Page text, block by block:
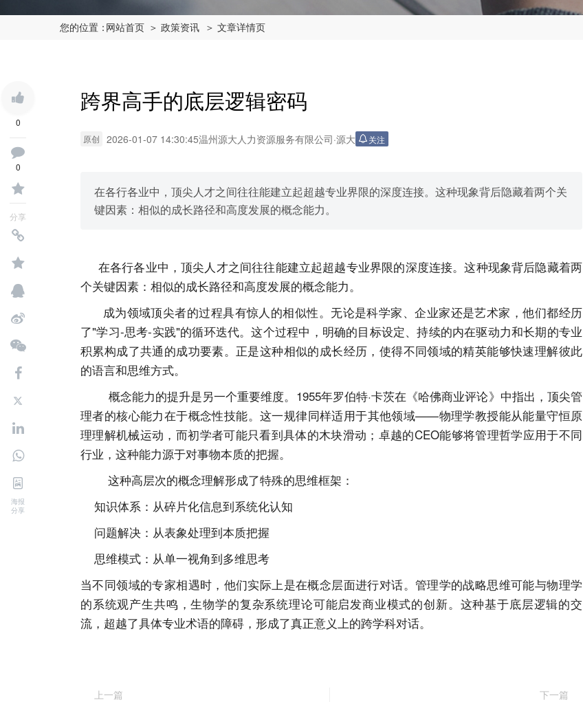
您的位置：网站首页 ＞ 政策资讯 ＞ 文章详情页
0
0
分享
海报
分享
跨界高手的底层逻辑密码
原创 2026-01-07 14:30:45温州源大人力资源服务有限公司·源大 关注
在各行各业中，顶尖人才之间往往能建立起超越专业界限的深度连接。这种现象背后隐藏着两个关
键因素：相似的成长路径和高度发展的概念能力。
在各行各业中，顶尖人才之间往往能建立起超越专业界限的深度连接。这种现象背后隐藏着两
个关键因素：相似的成长路径和高度发展的概念能力。
成为领域顶尖者的过程具有惊人的相似性。无论是科学家、企业家还是艺术家，他们都经历
了"学习-思考-实践"的循环迭代。这个过程中，明确的目标设定、持续的内在驱动力和长期的专业
积累构成了共通的成功要素。正是这种相似的成长经历，使得不同领域的精英能够快速理解彼此
的语言和思维方式。
概念能力的提升是另一个重要维度。1955年罗伯特·卡茨在《哈佛商业评论》中指出，顶尖管
理者的核心能力在于概念性技能。这一规律同样适用于其他领域——物理学教授能从能量守恒原
理理解机械运动，而初学者可能只看到具体的木块滑动；卓越的CEO能够将管理哲学应用于不同
行业，这种能力源于对事物本质的把握。
这种高层次的概念理解形成了特殊的思维框架：
知识体系：从碎片化信息到系统化认知
问题解决：从表象处理到本质把握
思维模式：从单一视角到多维思考
当不同领域的专家相遇时，他们实际上是在概念层面进行对话。管理学的战略思维可能与物理学
的系统观产生共鸣，生物学的复杂系统理论可能启发商业模式的创新。这种基于底层逻辑的交
流，超越了具体专业术语的障碍，形成了真正意义上的跨学科对话。
上一篇
下一篇